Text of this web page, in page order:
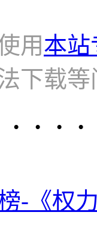
用本站
下载等
· · · ·
-《权